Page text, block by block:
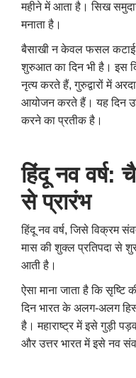
महीने में आता है। सिख
मनाता है।
बैसाखी न केवल फसल कटाई
शुरुआत का दिन भी है। इस
नृत्य करते हैं,गुरुद्वारों में
आयोजन करते हैं। यह दिन
करने का प्रतीक है।
हिंदू नव वर्ष:
से प्रारंभ
हिंदू नव वर्ष,जिसे विक्रम
मास की शुक्ल प्रतिपदा से
आती है।
ऐसा माना जाता है कि सृष्टि
दिन भारत के अलग-अलग
है। महाराष्ट्र में इसे गुड़ी
और उत्तर भारत में इसे नव